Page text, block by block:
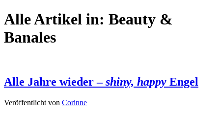
Alle Artikel in: Beauty &
Banales
Alle Jahre wieder –shiny, happy Engel
Veröffentlicht von Corinne